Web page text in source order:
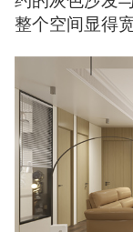
整个空间显得